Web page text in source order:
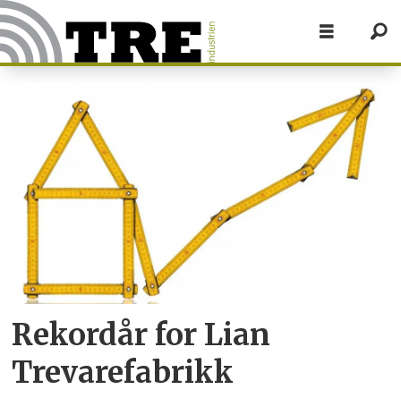
Tag:
lian
trevarefabrikk
Rekordår for Lian
Trevarefabrikk